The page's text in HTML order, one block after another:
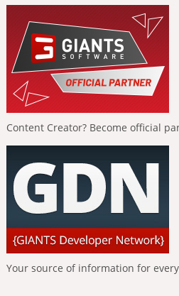
Content Creator? Become official
Your source of information for